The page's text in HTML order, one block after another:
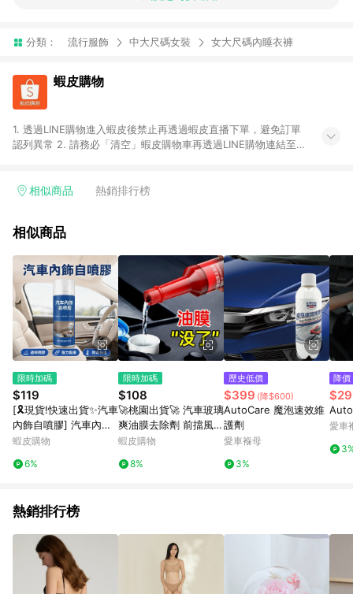
分類： 流行服飾 中大尺碼女裝 女大尺碼內睡衣褲
蝦皮購物
1. 透過LINE購物進入蝦皮後禁止再透過蝦皮直播下單，避免訂單
認列異常 2. 請務必「清空」蝦皮購物車再透過LINE購物連結至蝦
易後，想下第二張訂單，請重新從LINE購物連結至蝦皮商店進行
後之最終金額進行計算。 6. 用戶需於同一瀏覽器進行交易（若自
將拆分成不同筆訂單編號發送通知。 8. 若使用折價券折抵，可能
會有攤提折抵導致訂單金額些微落差 9. 同一商品品項(即便不同
尺寸規格)，皆會計入同一筆返點上限進行計算 10. 蝦皮會將LINE
的導購跳轉紀錄與蝦皮的會員ID進行綁定，若後續七天內未透過
其他媒體來源導入蝦皮官網，則七天內於該蝦皮帳號下訂的首筆
訂單會被蝦皮認列為該LINE用戶導購跳轉時所成立之訂單。 11.
若同一用戶使用一個以上蝦皮帳號透過LINE購物進行導購，將可
請注意以下行為將可能導致無法取得 LINE POINTS 點數回饋資
格：使用非指定之途徑及方式完成交易，或經由蝦皮系統判斷點
擊路徑不符合回饋資格或規則者。 14. 若有贈點爭議，請務必於
訂單日期+60天以內進行洽詢確認；超過60天(含)以上進行申
訴，恕無法贈點回饋。需檢附蝦皮訂單完成、LINE購物訂單記
錄，如於LINE購物訂單紀錄已呈現：「非本次前往蝦皮商店之品
斷而無法進行 LINE Points 回饋 2.若購買過程中關閉蝦皮APP，
則需重新透過LINE購物前往蝦皮商城，否則無法進行LINE
POINTS 回饋。 3.如用戶先前往蝦皮商城將商品加入購物車，後
續透過LINE購物前往至蝦皮商城將購物車結清，此方案將不列入
LINE Points 回饋 4.自 2018/10/24 起購買蝦皮拍賣商品，不符
合贈點資格 5. 透過LINE購物購買蝦皮站上「蝦皮推廣服務」之商
相似商品 熱銷排行榜
相似商品
限時加碼
$119
[🎗️現貨!快速出貨✨汽車
內飾自噴膠] 汽車內飾
自噴膠 汽車頂棚噴膠
車內飾
蝦皮購物
6%
限時加碼
$108
🚀桃園出貨🚀 汽車玻璃
爽油膜去除劑 前擋風玻
璃清潔劑 車載 去油膜
擦即淨 不留水痕 玻璃
蝦皮購物
8%
歷史低價
$399 (降$600)
AutoCare 魔泡速效維
護劑
愛車褓母
3%
降價
愛車
熱銷排行榜